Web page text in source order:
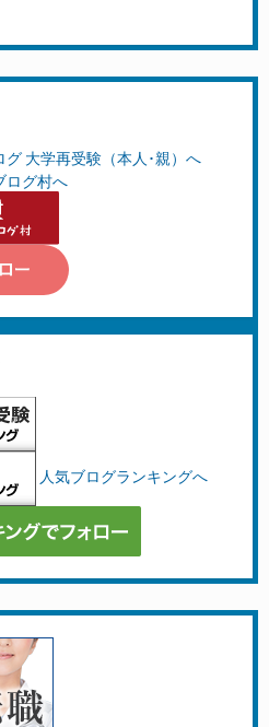
人気ブログランキングへ